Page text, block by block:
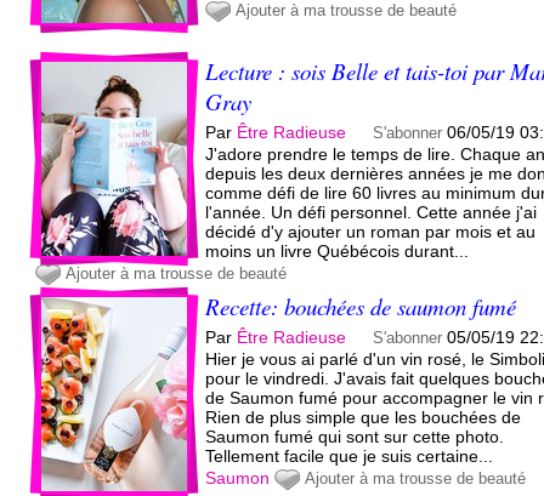
Ajouter à ma trousse de beauté
Lecture : sois Belle et tais-toi par
Gray
Par Être Radieuse S'abonner 06/05/19
J'adore prendre le temps de lire. Chaque
depuis les deux dernières années je me
comme défi de lire 60 livres au minimum
l'année. Un défi personnel. Cette année j'ai
décidé d'y ajouter un roman par mois et au
moins un livre Québécois durant...
Ajouter à ma trousse de beauté
Recette: bouchées de saumon fumé
Par Être Radieuse S'abonner 05/05/19
Hier je vous ai parlé d'un vin rosé, le
pour le vindredi. J'avais fait quelques
de Saumon fumé pour accompagner le vin
Rien de plus simple que les bouchées de
Saumon fumé qui sont sur cette photo.
Tellement facile que je suis certaine...
Saumon
Ajouter à ma trousse de beauté